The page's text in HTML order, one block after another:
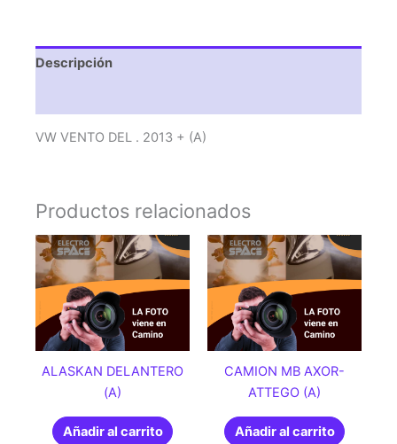
Descripción
VW VENTO DEL . 2013 + (A)
Productos relacionados
ALASKAN DELANTERO
(A)
Añadir al carrito
CAMION MB AXOR-
ATTEGO (A)
Añadir al carrito